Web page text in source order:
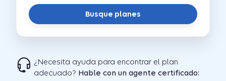
Busque planes
¿Necesita ayuda para encontrar el plan
adecuado? Hable con un agente certificado: